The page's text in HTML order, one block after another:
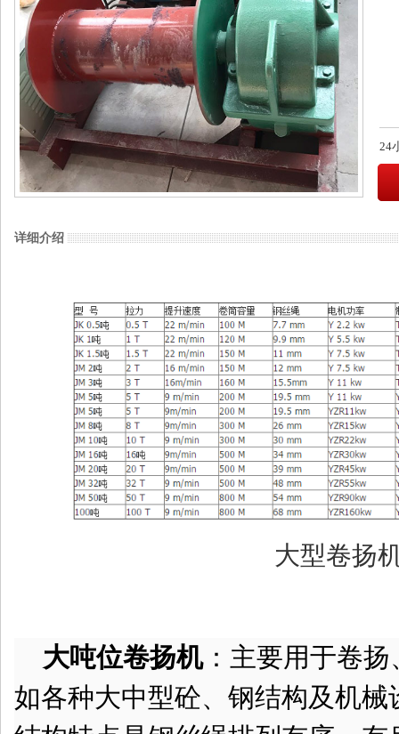
24
详细介绍
大型卷扬
大吨位卷扬机：主要用于卷
如各种大中型砼、钢结构及机